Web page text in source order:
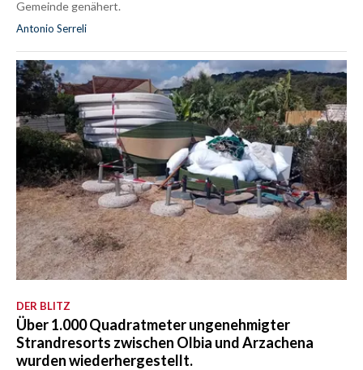
Gemeinde genähert.
Antonio Serreli
DER BLITZ
Über 1.000 Quadratmeter ungenehmigter
Strandresorts zwischen Olbia und Arzachena
wurden wiederhergestellt.